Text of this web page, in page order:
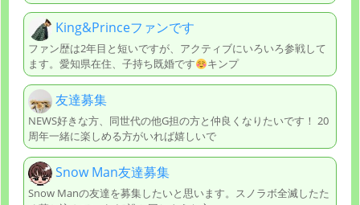
King&Princeファンです
ファン歴は2年目と短いですが、アクティブにいろいろ参戦して
ます。愛知県在住、子持ち既婚です
キンプ
友達募集
NEWS好きな方、同世代の他G担の方と仲良くなりたいです！ 20
周年一緒に楽しめる方がいれば嬉しいで
Snow Man友達募集
Snow Manの友達を募集したいと思います。スノラボ全滅したた